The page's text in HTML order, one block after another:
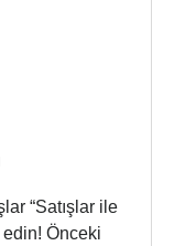
“Satışlar ile
edin! Önceki